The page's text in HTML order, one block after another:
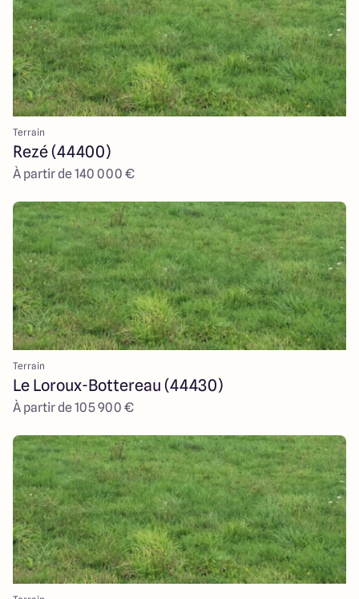
Terrain
Rezé (44400)
À partir de 140 000 €
Terrain
Le Loroux-Bottereau (44430)
À partir de 105 900 €